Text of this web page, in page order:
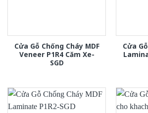
Cửa Gỗ Chống Cháy MDF
Veneer P1R4 Căm Xe-
SGD
Cửa